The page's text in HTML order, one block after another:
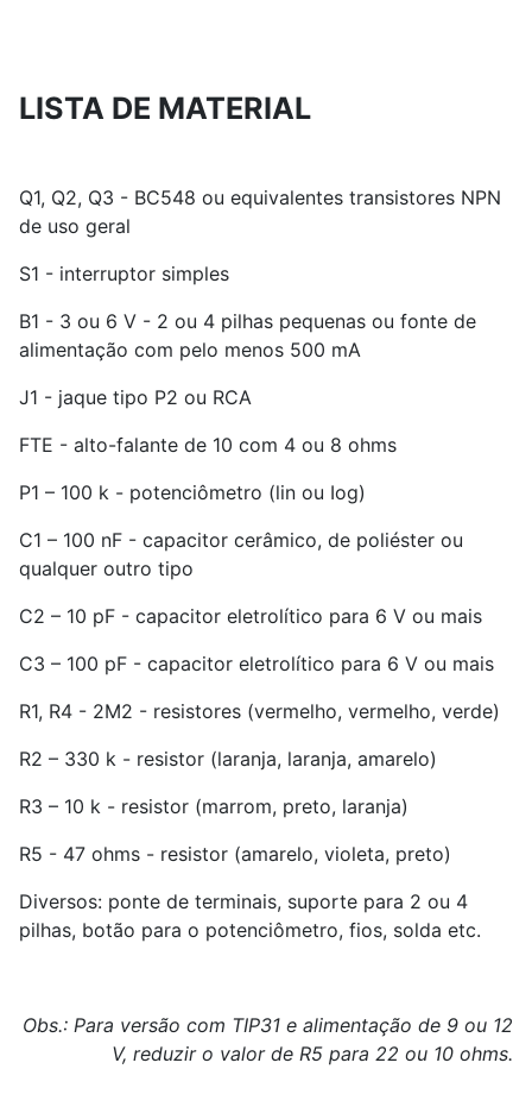
LISTA DE MATERIAL
Q1, Q2, Q3 - BC548 ou equivalentes transistores NPN
de uso geral
S1 - interruptor simples
B1 - 3 ou 6 V - 2 ou 4 pilhas pequenas ou fonte de
alimentação com pelo menos 500 mA
J1 - jaque tipo P2 ou RCA
FTE - alto-falante de 10 com 4 ou 8 ohms
P1 – 100 k - potenciômetro (lin ou Iog)
C1 – 100 nF - capacitor cerâmico, de poliéster ou
qualquer outro tipo
C2 – 10 pF - capacitor eletrolítico para 6 V ou mais
C3 – 100 pF - capacitor eletrolítico para 6 V ou mais
R1, R4 - 2M2 - resistores (vermelho, vermelho, verde)
R2 – 330 k - resistor (laranja, laranja, amarelo)
R3 – 10 k - resistor (marrom, preto, laranja)
R5 - 47 ohms - resistor (amarelo, violeta, preto)
Diversos: ponte de terminais, suporte para 2 ou 4
pilhas, botão para o potenciômetro, fios, solda etc.
Obs.: Para versão com TIP31 e alimentação de 9 ou 12
V, reduzir o valor de R5 para 22 ou 10 ohms.